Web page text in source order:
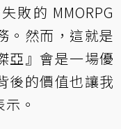
敗的 MMORPG
。然而，這就是
亞』會是一場優
後的價值也讓我
。